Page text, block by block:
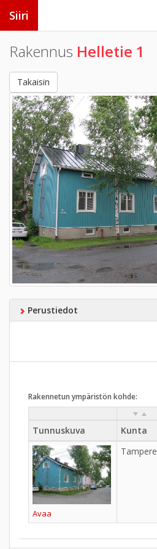
Siiri
Rakennus Helletie 1
Takaisin
Perustiedot
Rakennetun ympäristön kohde:
Tunnuskuva Kunta
Avaa
Tampere